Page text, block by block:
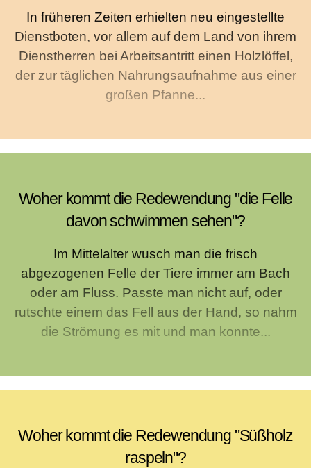
In früheren Zeiten erhielten neu eingestellte
Dienstboten, vor allem auf dem Land von ihrem
Dienstherren bei Arbeitsantritt einen Holzlöffel,
der zur täglichen Nahrungsaufnahme aus einer
großen Pfanne...
Woher kommt die Redewendung "die Felle
davon schwimmen sehen"?
Im Mittelalter wusch man die frisch
abgezogenen Felle der Tiere immer am Bach
oder am Fluss. Passte man nicht auf, oder
rutschte einem das Fell aus der Hand, so nahm
die Strömung es mit und man konnte...
Woher kommt die Redewendung "Süßholz
raspeln"?